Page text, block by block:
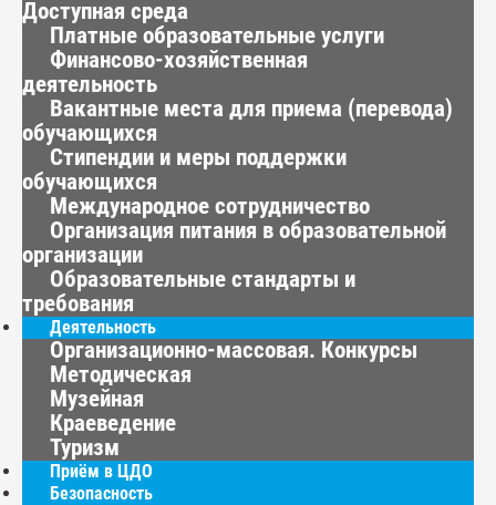
Доступная среда
Платные образовательные услуги
Финансово-хозяйственная
деятельность
Вакантные места для приема (перевода)
обучающихся
Стипендии и меры поддержки
обучающихся
Международное сотрудничество
Организация питания в образовательной
организации
Образовательные стандарты и
требования
Деятельность
Организационно-массовая. Конкурсы
Методическая
Музейная
Краеведение
Туризм
Приём в ЦДО
Безопасность